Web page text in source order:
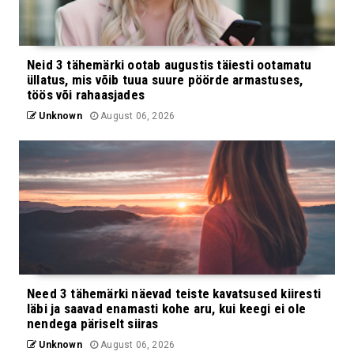
Neid 3 tähemärki ootab augustis täiesti ootamatu
üllatus, mis võib tuua suure pöörde armastuses,
töös või rahaasjades
Unknown August 06, 2026
Need 3 tähemärki näevad teiste kavatsused kiiresti
läbi ja saavad enamasti kohe aru, kui keegi ei ole
nendega päriselt siiras
Unknown August 06, 2026